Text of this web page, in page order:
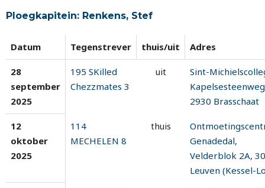
Ploegkapitein: Renkens, Stef
Datum Tegenstrever thuis/uit Adres
28
september
2025
195 SKilled
Chezzmates 3
uit
Sint-
2930 Brasschaat
12
oktober
2025
114
MECHELEN 8
thuis
Genadedal,
Velderblok 2A,
Leuven (Kessel-